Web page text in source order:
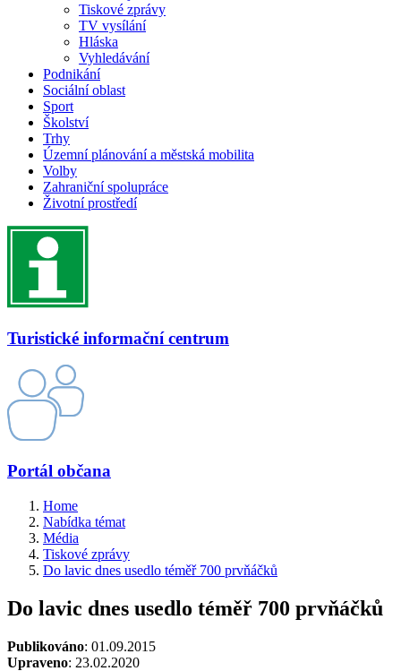
Tiskové zprávy
TV vysílání
Hláska
Vyhledávání
Podnikání
Sociální oblast
Sport
Školství
Trhy
Územní plánování a městská mobilita
Volby
Zahraniční spolupráce
Životní prostředí
Turistické informační centrum
Portál občana
Home
Nabídka témat
Média
Tiskové zprávy
Do lavic dnes usedlo téměř 700 prvňáčků
Do lavic dnes usedlo téměř 700 prvňáčků
Publikováno: 01.09.2015
Upraveno: 23.02.2020